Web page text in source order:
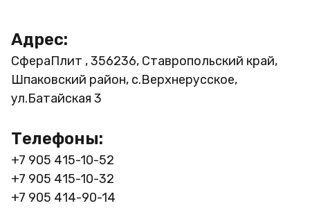
Адрес:
СфераПлит , 356236, Ставропольский край,
Шпаковский район, с.Верхнерусское,
ул.Батайская 3
Телефоны:
+7 905 415-10-52
+7 905 415-10-32
+7 905 414-90-14